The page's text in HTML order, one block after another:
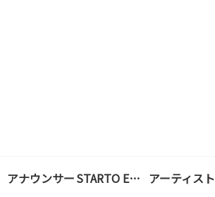
アナウンサー STARTO ENTERTAINMENT（旧ジャニーズ） アーティスト